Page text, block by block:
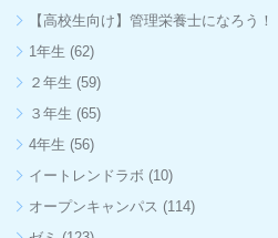
【高校生向け】管理栄養士になろう！
1年生 (62)
２年生 (59)
３年生 (65)
4年生 (56)
イートレンドラボ (10)
オープンキャンパス (114)